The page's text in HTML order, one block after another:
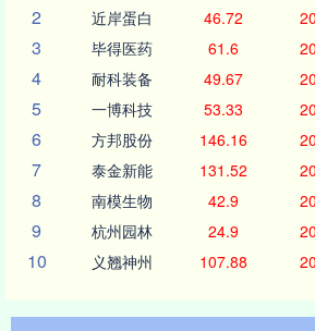
2 近岸蛋白 46.72
3 毕得医药 61.6
4 耐科装备 49.67
5 一博科技 53.33
6 方邦股份 146.16
7 泰金新能 131.52
8 南模生物 42.9
9 杭州园林 24.9
10 义翘神州 107.88